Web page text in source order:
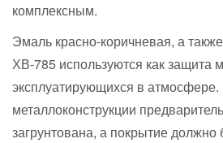
комплексным.
Эмаль красно-коричневая, а
ХВ-785 используются как защита
эксплуатирующихся в атмосфере.
металлоконструкции
загрунтована, а покрытие